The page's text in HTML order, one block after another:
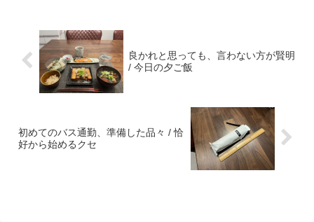
良かれと思っても、言わない方が賢明
/ 今日の夕ご飯
初めてのバス通勤、準備した品々 / 恰
好から始めるクセ